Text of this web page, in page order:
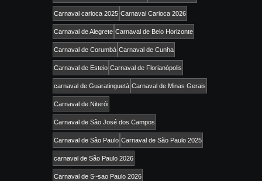
Carnaval carioca 2025 Carnaval Carioca 2026
Carnaval de Alegrete Carnaval de Belo Horizonte
Carnaval de Corumbá Carnaval de Cunha
Carnaval de Esteio Carnaval de Florianópolis
carnaval de Guaratinguetá Carnaval de Minas Gerais
Carnaval de Niterói
Carnaval de São José dos Campos
Carnaval de São Paulo Carnaval de São Paulo 2025
carnaval de São Paulo 2026
Carnaval de S~sao Paulo 2026